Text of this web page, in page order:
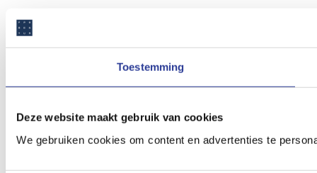
Toestemming
Deze website maakt gebruik van cookies
We gebruiken cookies om content en advertenties te